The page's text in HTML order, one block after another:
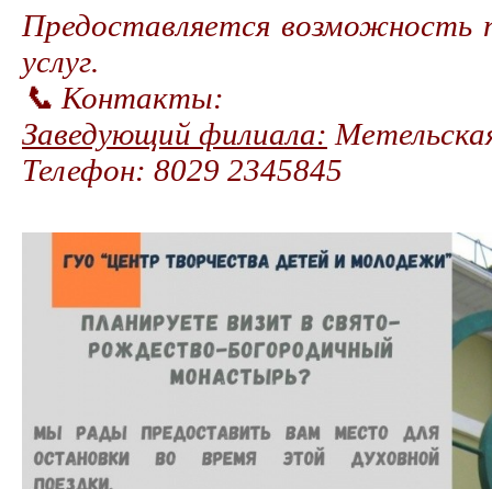
Предоставляется возможность
услуг.
📞 Контакты:
Заведующий филиала:
Телефон: 8029 2345845